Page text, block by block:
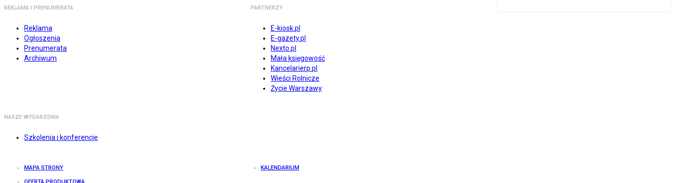
REKLAMA I PRENUMERATA
Reklama
Ogłoszenia
Prenumerata
Archiwum
PARTNERZY
E-kiosk.pl
E-gazety.pl
Nexto.pl
Mała księgowość
Kancelarierp.pl
Wieści Rolnicze
Życie Warszawy
NASZE WYDARZENIA
Szkolenia i konferencje
MAPA STRONY KALENDARIUM